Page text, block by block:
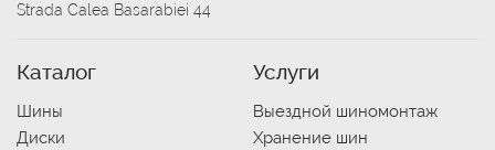
Strada Calea Basarabiei 44
Каталог
Шины
Диски
Услуги
Выездной шиномонтаж
Хранение шин